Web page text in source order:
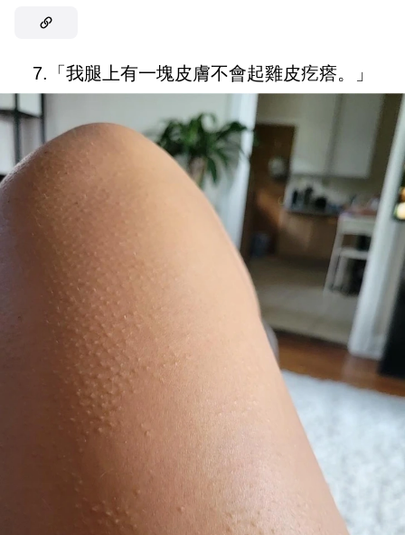
7.「我腿上有一塊皮膚不會起雞皮疙瘩。」